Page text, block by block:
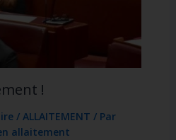
!
/ ALLAITEMENT / Par
allaitement